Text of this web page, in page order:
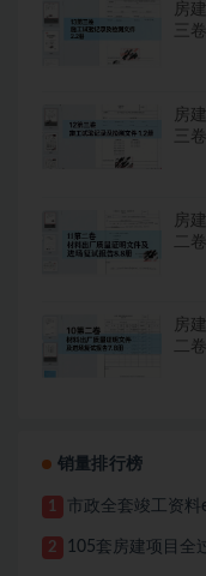
房
三
房
三
房
二
房
二
销量排行榜
1 市政全套竣工资料
2 105套房建项目全